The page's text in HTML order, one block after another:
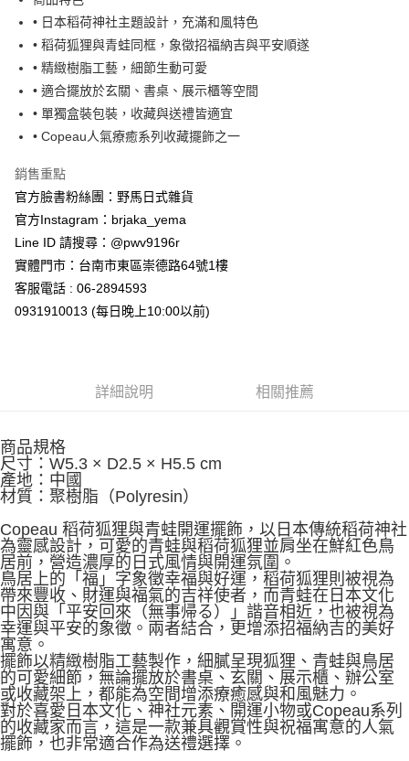
付款後7-11取貨
宅配
每筆NT$100，滿NT$999(含以上)免運費
• 日本稻荷神社主題設計，充滿和風特色
• 稻荷狐狸與青蛙同框，象徵招福納吉與平安順遂
• 精緻樹脂工藝，細節生動可愛
• 適合擺放於玄關、書桌、展示櫃等空間
• 單獨盒裝包裝，收藏與送禮皆適宜
• Copeau人氣療癒系列收藏擺飾之一
銷售重點
官方臉書粉絲團：野馬日式雜貨
官方Instagram：brjaka_yema
Line ID 請搜尋：@pwv9196r
實體門市：台南市東區崇德路64號1樓
客服電話 : 06-2894593
0931910013 (每日晚上10:00以前)
詳細說明 相關推薦
商品規格
尺寸：W5.3 × D2.5 × H5.5 cm
產地：中國
材質：聚樹脂（Polyresin）
Copeau 稻荷狐狸與青蛙開運擺飾，以日本傳統稻荷神社
為靈感設計，可愛的青蛙與稻荷狐狸並肩坐在鮮紅色鳥
居前，營造濃厚的日式風情與開運氛圍。
鳥居上的「福」字象徵幸福與好運，稻荷狐狸則被視為
帶來豐收、財運與福氣的吉祥使者，而青蛙在日本文化
中因與「平安回來（無事帰る）」諧音相近，也被視為
幸運與平安的象徵。兩者結合，更增添招福納吉的美好
寓意。
擺飾以精緻樹脂工藝製作，細膩呈現狐狸、青蛙與鳥居
的可愛細節，無論擺放於書桌、玄關、展示櫃、辦公室
或收藏架上，都能為空間增添療癒感與和風魅力。
對於喜愛日本文化、神社元素、開運小物或Copeau系列
的收藏家而言，這是一款兼具觀賞性與祝福寓意的人氣
擺飾，也非常適合作為送禮選擇。